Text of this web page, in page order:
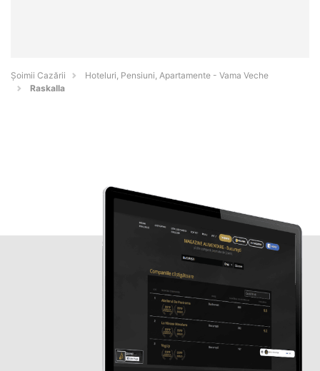
Șoimii Cazării
Hoteluri, Pensiuni, Apartamente - Vama Veche
Raskalla